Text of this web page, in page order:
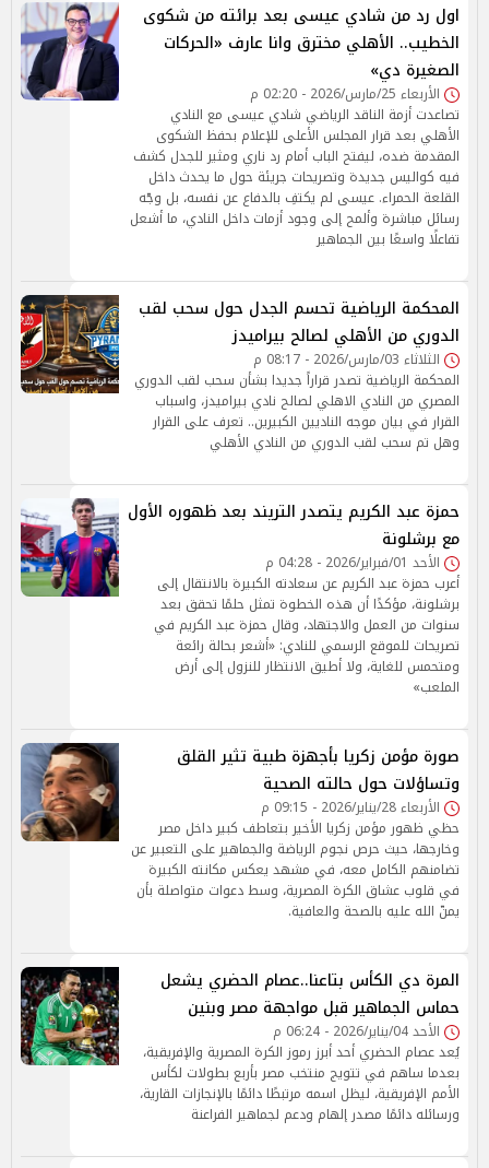
اول رد من شادي عيسى بعد برائته من شكوى
الخطيب.. الأهلي مخترق وانا عارف «الحركات
الصغيرة دي»
الأربعاء 25/مارس/2026 - 02:20 م
تصاعدت أزمة الناقد الرياضي شادي عيسى مع النادي
الأهلي بعد قرار المجلس الأعلى للإعلام بحفظ الشكوى
المقدمة ضده، ليفتح الباب أمام رد ناري ومثير للجدل كشف
فيه كواليس جديدة وتصريحات جريئة حول ما يحدث داخل
القلعة الحمراء. عيسى لم يكتفِ بالدفاع عن نفسه، بل وجّه
رسائل مباشرة وألمح إلى وجود أزمات داخل النادي، ما أشعل
تفاعلًا واسعًا بين الجماهير
المحكمة الرياضية تحسم الجدل حول سحب لقب
الدوري من الأهلي لصالح بيراميدز
الثلاثاء 03/مارس/2026 - 08:17 م
المحكمة الرياضية تصدر قراراً جديدا بشأن سحب لقب الدوري
المصري من النادي الاهلي لصالح نادي بيراميدز، واسباب
القرار في بيان موجه الناديين الكبيرين.. تعرف على القرار
وهل تم سحب لقب الدوري من النادي الأهلي
حمزة عبد الكريم يتصدر التريند بعد ظهوره الأول
مع برشلونة
الأحد 01/فبراير/2026 - 04:28 م
أعرب حمزة عبد الكريم عن سعادته الكبيرة بالانتقال إلى
برشلونة، مؤكدًا أن هذه الخطوة تمثل حلمًا تحقق بعد
سنوات من العمل والاجتهاد، وقال حمزة عبد الكريم في
تصريحات للموقع الرسمي للنادي: «أشعر بحالة رائعة
ومتحمس للغاية، ولا أطيق الانتظار للنزول إلى أرض
الملعب»
صورة مؤمن زكريا بأجهزة طبية تثير القلق
وتساؤلات حول حالته الصحية
الأربعاء 28/يناير/2026 - 09:15 م
حظي ظهور مؤمن زكريا الأخير بتعاطف كبير داخل مصر
وخارجها، حيث حرص نجوم الرياضة والجماهير على التعبير عن
تضامنهم الكامل معه، في مشهد يعكس مكانته الكبيرة
في قلوب عشاق الكرة المصرية، وسط دعوات متواصلة بأن
يمنّ الله عليه بالصحة والعافية.
المرة دي الكأس بتاعنا..عصام الحضري يشعل
حماس الجماهير قبل مواجهة مصر وبنين
الأحد 04/يناير/2026 - 06:24 م
يُعد عصام الحضري أحد أبرز رموز الكرة المصرية والإفريقية،
بعدما ساهم في تتويج منتخب مصر بأربع بطولات لكأس
الأمم الإفريقية، ليظل اسمه مرتبطًا دائمًا بالإنجازات القارية،
ورسائله دائمًا مصدر إلهام ودعم لجماهير الفراعنة